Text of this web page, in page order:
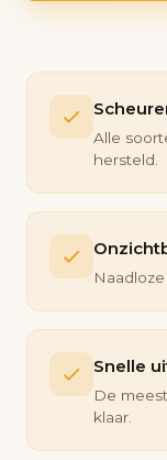
Alle
hersteld.
Snelle
De
klaar.